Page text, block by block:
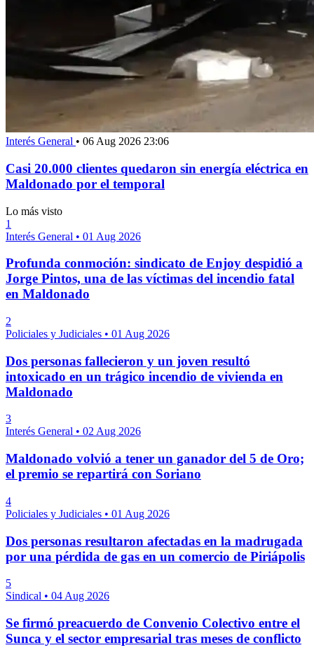
Interés General • 06 Aug 2026 23:06
Casi 20.000 clientes quedaron sin energía eléctrica en
Maldonado por el temporal
Lo más visto
1
Interés General • 01 Aug 2026
Profunda conmoción: sindicato de Enjoy despidió a
Jorge Pintos, una de las víctimas del incendio fatal
en Maldonado
2
Policiales y Judiciales • 01 Aug 2026
Dos personas fallecieron y un joven resultó
intoxicado en un trágico incendio de vivienda en
Maldonado
3
Interés General • 02 Aug 2026
Maldonado volvió a tener un ganador del 5 de Oro;
el premio se repartirá con Soriano
4
Policiales y Judiciales • 01 Aug 2026
Dos personas resultaron afectadas en la madrugada
por una pérdida de gas en un comercio de Piriápolis
5
Sindical • 04 Aug 2026
Se firmó preacuerdo de Convenio Colectivo entre el
Sunca y el sector empresarial tras meses de conflicto